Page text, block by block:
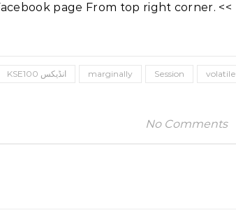
page From top right corner. <<
KSE100 انڈیکس marginally Session volatile
No Comments